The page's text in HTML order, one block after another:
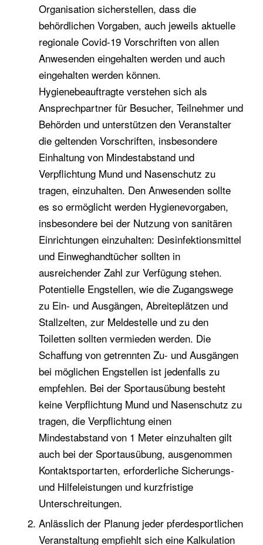
Organisation sicherstellen, dass die
behördlichen Vorgaben, auch jeweils aktuelle
regionale Covid-19 Vorschriften von allen
Anwesenden eingehalten werden und auch
eingehalten werden können.
Hygienebeauftragte verstehen sich als
Ansprechpartner für Besucher, Teilnehmer und
Behörden und unterstützen den Veranstalter
die geltenden Vorschriften, insbesondere
Einhaltung von Mindestabstand und
Verpflichtung Mund und Nasenschutz zu
tragen, einzuhalten. Den Anwesenden sollte
es so ermöglicht werden Hygienevorgaben,
insbesondere bei der Nutzung von sanitären
Einrichtungen einzuhalten: Desinfektionsmittel
und Einweghandtücher sollten in
ausreichender Zahl zur Verfügung stehen.
Potentielle Engstellen, wie die Zugangswege
zu Ein- und Ausgängen, Abreiteplätzen und
Stallzelten, zur Meldestelle und zu den
Toiletten sollten vermieden werden. Die
Schaffung von getrennten Zu- und Ausgängen
bei möglichen Engstellen ist jedenfalls zu
empfehlen. Bei der Sportausübung besteht
keine Verpflichtung Mund und Nasenschutz zu
tragen, die Verpflichtung einen
Mindestabstand von 1 Meter einzuhalten gilt
auch bei der Sportausübung, ausgenommen
Kontaktsportarten, erforderliche Sicherungs-
und Hilfeleistungen und kurzfristige
Unterschreitungen.
Anlässlich der Planung jeder pferdesportlichen
Veranstaltung empfiehlt sich eine Kalkulation